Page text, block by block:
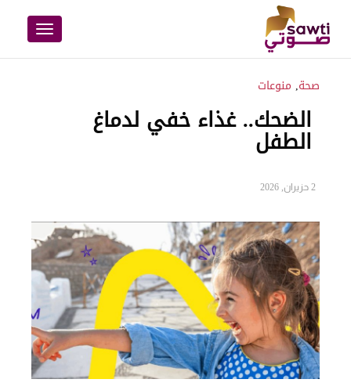
Toggle
navigation
صحة, منوعات
الضحك.. غذاء خفي لدماغ
الطفل
2 حزيران, 2026